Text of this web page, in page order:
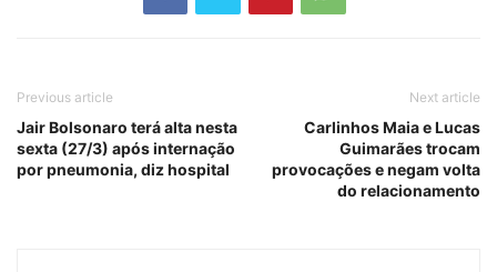
Previous article
Jair Bolsonaro terá alta nesta
sexta (27/3) após internação
por pneumonia, diz hospital
Next article
Carlinhos Maia e Lucas
Guimarães trocam
provocações e negam volta
do relacionamento